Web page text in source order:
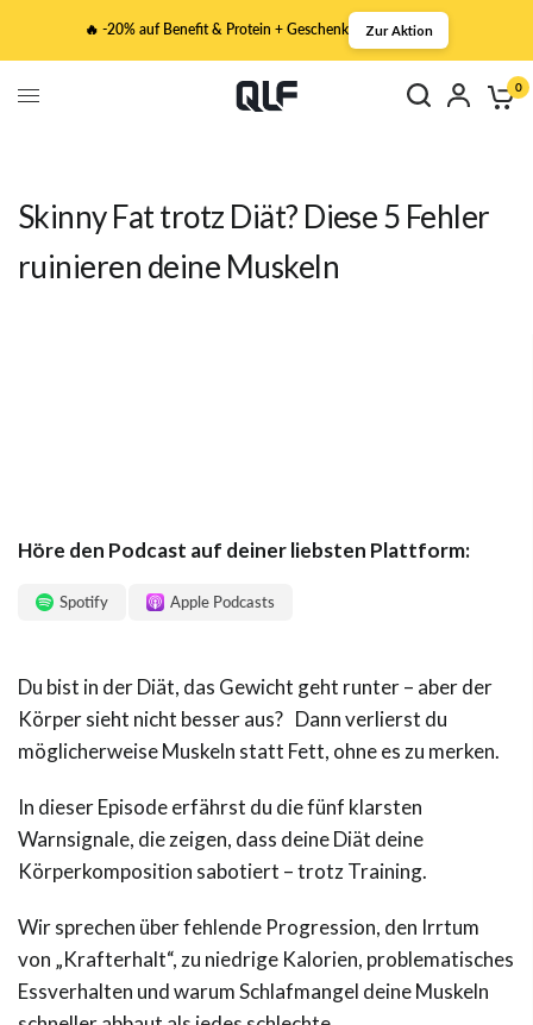
🔥 -20% auf Benefit & Protein + Geschenk Zur Aktion
0
Skinny Fat trotz Diät? Diese 5 Fehler
ruinieren deine Muskeln
Höre den Podcast auf deiner liebsten Plattform:
Spotify Apple Podcasts
Du bist in der Diät, das Gewicht geht runter – aber der
Körper sieht nicht besser aus? Dann verlierst du
möglicherweise Muskeln statt Fett, ohne es zu merken.
In dieser Episode erfährst du die fünf klarsten
Warnsignale, die zeigen, dass deine Diät deine
Körperkomposition sabotiert – trotz Training.
Wir sprechen über fehlende Progression, den Irrtum
von „Krafterhalt“, zu niedrige Kalorien, problematisches
Essverhalten und warum Schlafmangel deine Muskeln